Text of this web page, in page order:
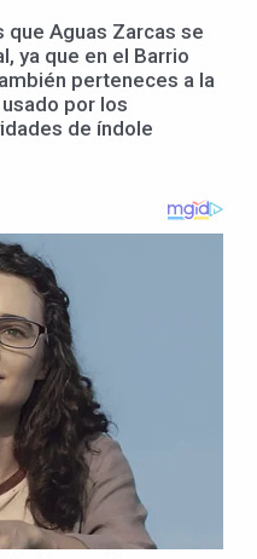
Aguas Zarcas se
ya que en el Barrio
perteneces a la
por los
de índole